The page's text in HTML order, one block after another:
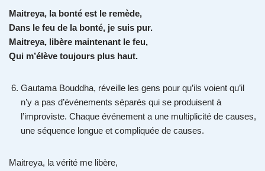
Maitreya, la bonté est le remède,
Dans le feu de la bonté, je suis pur.
Maitreya, libère maintenant le feu,
Qui m’élève toujours plus haut.
Gautama Bouddha, réveille les gens pour qu’ils voient qu’il
n’y a pas d’événements séparés qui se produisent à
l’improviste. Chaque événement a une multiplicité de causes,
une séquence longue et compliquée de causes.
Maitreya, la vérité me libère,